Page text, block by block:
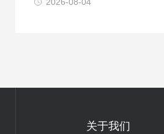
关于我们